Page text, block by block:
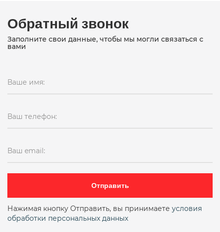
Обратный звонок
Заполните свои данные, чтобы мы могли связаться с
вами
Ваше имя:
Ваш телефон:
Ваш email:
Отправить
Нажимая кнопку Отправить, вы принимаете условия
обработки персональных данных